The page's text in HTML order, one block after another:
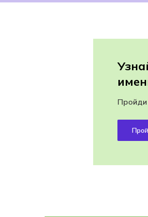
Пройди